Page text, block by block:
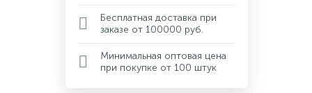
Бесплатная доставка при
заказе от 100000 руб.
Минимальная оптовая цена
при покупке от 100 штук